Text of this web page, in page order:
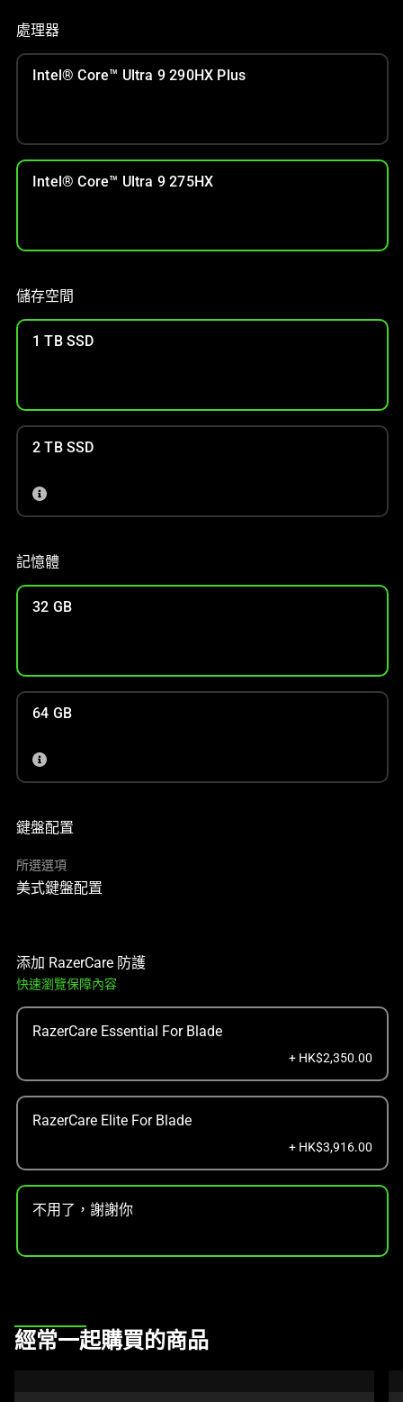
處理器
Intel® Core™ Ultra 9 290HX Plus
Intel® Core™ Ultra 9 275HX
儲存空間
1 TB SSD
2 TB SSD
記憶體
32 GB
64 GB
鍵盤配置
所選選項
美式鍵盤配置
添加 RazerCare 防護
快速瀏覽保障內容
RazerCare Essential For Blade
+ HK$2,350.00
RazerCare Elite For Blade
+ HK$3,916.00
不用了，謝謝你
This
經常一起購買的商品